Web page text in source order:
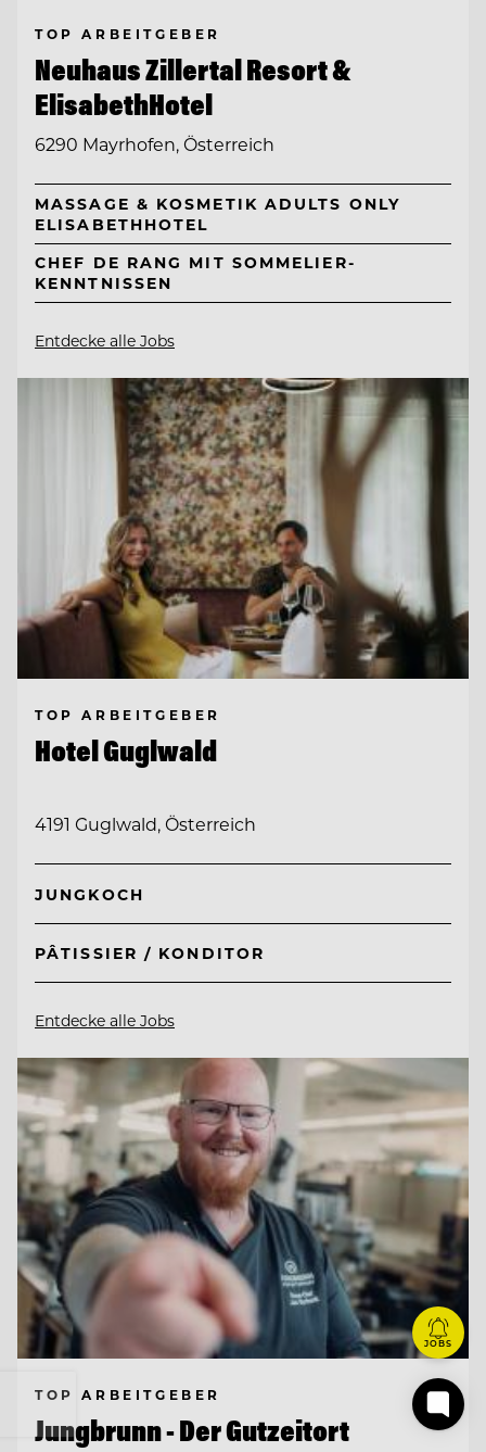
TOP ARBEITGEBER
Neuhaus Zillertal Resort &
ElisabethHotel
6290 Mayrhofen, Österreich
MASSAGE & KOSMETIK ADULTS ONLY
ELISABETHHOTEL
CHEF DE RANG MIT SOMMELIER-
KENNTNISSEN
Entdecke alle Jobs
TOP ARBEITGEBER
Hotel Guglwald
4191 Guglwald, Österreich
JUNGKOCH
PÂTISSIER / KONDITOR
Entdecke alle Jobs
TOP ARBEITGEBER
Jungbrunn - Der Gutzeitort
JOBS